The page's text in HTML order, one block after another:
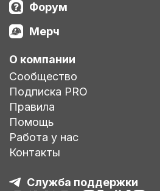
Форум
Мерч
О компании
Сообщество
Подписка PRO
Правила
Помощь
Работа у нас
Контакты
Служба поддержки